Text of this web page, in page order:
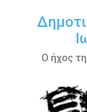
περιεχόμενο
Ο ήχος